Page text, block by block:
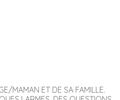
MAMAN ET DE SA FAMILLE.